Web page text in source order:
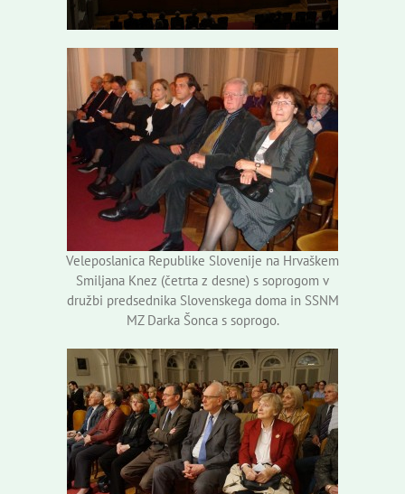
Veleposlanica Republike Slovenije na Hrvaškem
Smiljana Knez (četrta z desne) s soprogom v
družbi predsednika Slovenskega doma in SSNM
MZ Darka Šonca s soprogo.